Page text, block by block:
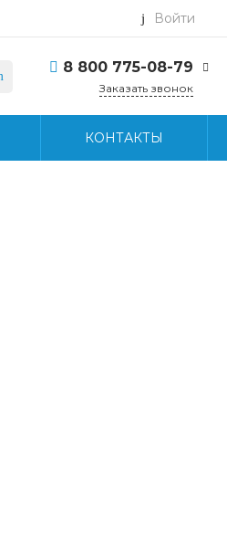
Войти
8 800 775-08-79
г. Москва, БЦ Вятский,
Заказать звонок
КОНТАКТЫ